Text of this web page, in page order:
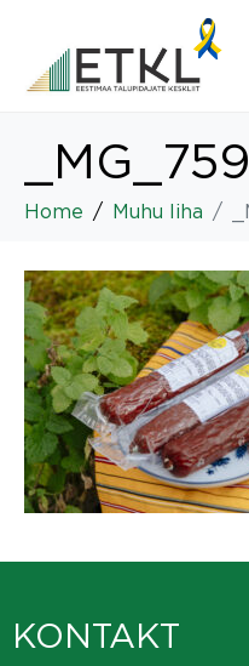
Home Muhu liha
KONTAKT